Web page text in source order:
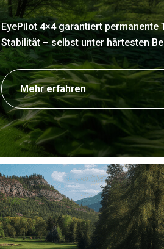
EyePilot 4×4 garantiert permanente
Stabilität – selbst unter härtesten
Mehr erfahren